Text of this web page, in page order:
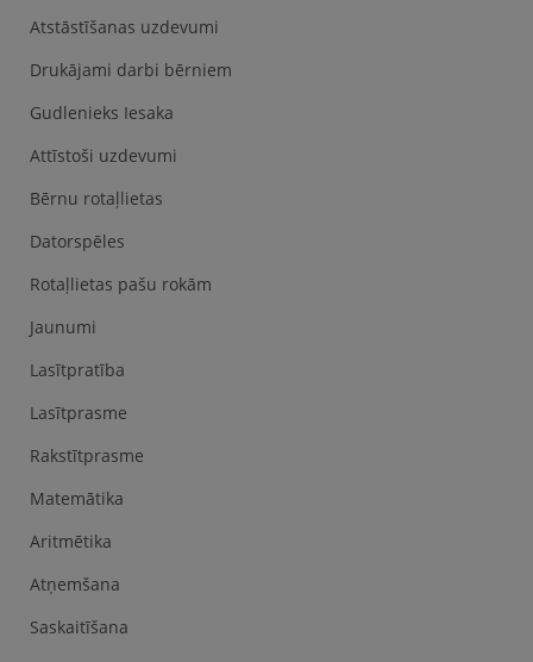
Atstāstīšanas uzdevumi
Drukājami darbi bērniem
Gudlenieks Iesaka
Attīstoši uzdevumi
Bērnu rotaļlietas
Datorspēles
Rotaļlietas pašu rokām
Jaunumi
Lasītpratība
Lasītprasme
Rakstītprasme
Matemātika
Aritmētika
Atņemšana
Saskaitīšana